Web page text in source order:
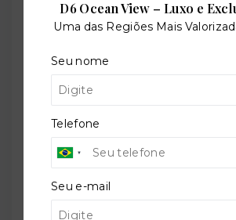
(47) 9 9147-9687
Telefone
E-mail
D6 Ocean View – Luxo e
Uma das Regiões Mais
Seu nome
Telefone
Seu e-mail